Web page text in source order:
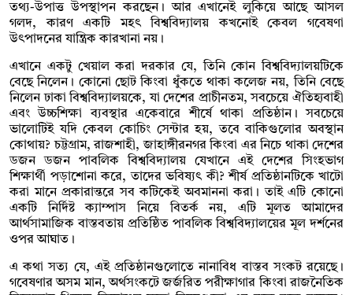
তথ্য-উপাত্ত উপস্থাপন করছেন। আর এখানেই লুকিয়ে আছে আসল
গলদ, কারণ একটি মহৎ বিশ্ববিদ্যালয় কখনোই কেবল গবেষণা
উৎপাদনের যান্ত্রিক কারখানা নয়।
এখানে একটু খেয়াল করা দরকার যে, তিনি কোন বিশ্ববিদ্যালয়টিকে
বেছে নিলেন। কোনো ছোট কিংবা ধুঁকতে থাকা কলেজ নয়, তিনি বেছে
নিলেন ঢাকা বিশ্ববিদ্যালয়কে, যা দেশের প্রাচীনতম, সবচেয়ে ঐতিহ্যবাহী
এবং উচ্চশিক্ষা ব্যবস্থার একেবারে শীর্ষে থাকা প্রতিষ্ঠান। সবচেয়ে
ভালোটিই যদি কেবল কোচিং সেন্টার হয়, তবে বাকিগুলোর অবস্থান
কোথায়? চট্টগ্রাম, রাজশাহী, জাহাঙ্গীরনগর কিংবা এর নিচে থাকা দেশের
ডজন ডজন পাবলিক বিশ্ববিদ্যালয় যেখানে এই দেশের সিংহভাগ
শিক্ষার্থী পড়াশোনা করে, তাদের ভবিষ্যৎ কী? শীর্ষ প্রতিষ্ঠানটিকে খাটো
করা মানে প্রকারান্তরে সব কটিকেই অবমাননা করা। তাই এটি কোনো
একটি নির্দিষ্ট ক্যাম্পাস নিয়ে বিতর্ক নয়, এটি মূলত আমাদের
আর্থসামাজিক বাস্তবতায় প্রতিষ্ঠিত পাবলিক বিশ্ববিদ্যালয়ের মূল দর্শনের
ওপর আঘাত।
এ কথা সত্য যে, এই প্রতিষ্ঠানগুলোতে নানাবিধ বাস্তব সংকট রয়েছে।
গবেষণার অসম মান, অর্থসংকটে জর্জরিত পরীক্ষাগার কিংবা রাজনৈতিক